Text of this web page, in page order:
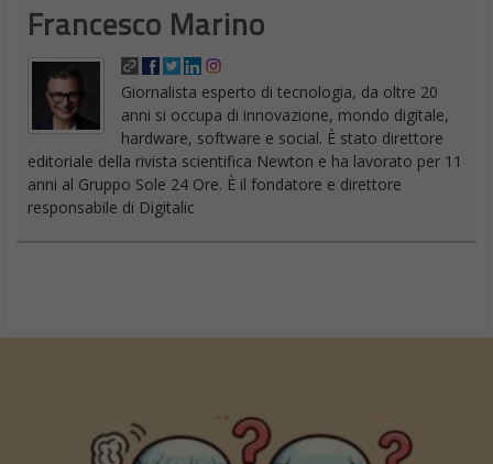
Francesco Marino
Giornalista esperto di tecnologia, da oltre 20
anni si occupa di innovazione, mondo digitale,
hardware, software e social. È stato direttore
editoriale della rivista scientifica Newton e ha lavorato per 11
anni al Gruppo Sole 24 Ore. È il fondatore e direttore
responsabile di Digitalic